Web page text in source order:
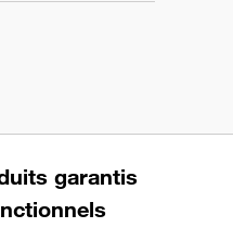
garantis